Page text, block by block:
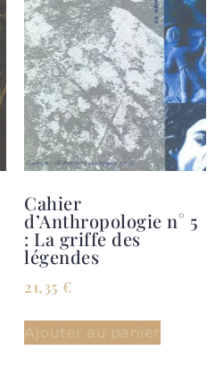
Cahier
d’Anthropologie n° 5
: La griffe des
légendes
21,35 €
Ajouter au panier